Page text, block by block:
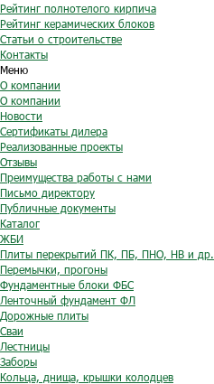
Рейтинг полнотелого кирпича
Рейтинг керамических блоков
Статьи о строительстве
Контакты
Меню
О компании
О компании
Новости
Сертификаты дилера
Реализованные проекты
Отзывы
Преимущества работы с нами
Письмо директору
Публичные документы
Каталог
ЖБИ
Плиты перекрытий ПК, ПБ, ПНО, НВ и др.
Перемычки, прогоны
Фундаментные блоки ФБС
Ленточный фундамент ФЛ
Дорожные плиты
Сваи
Лестницы
Заборы
Кольца, днища, крышки колодцев